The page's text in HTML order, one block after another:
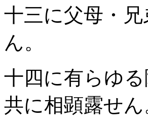
十三に父母・
ん。
十四に有らゆ
共に相顕露せ